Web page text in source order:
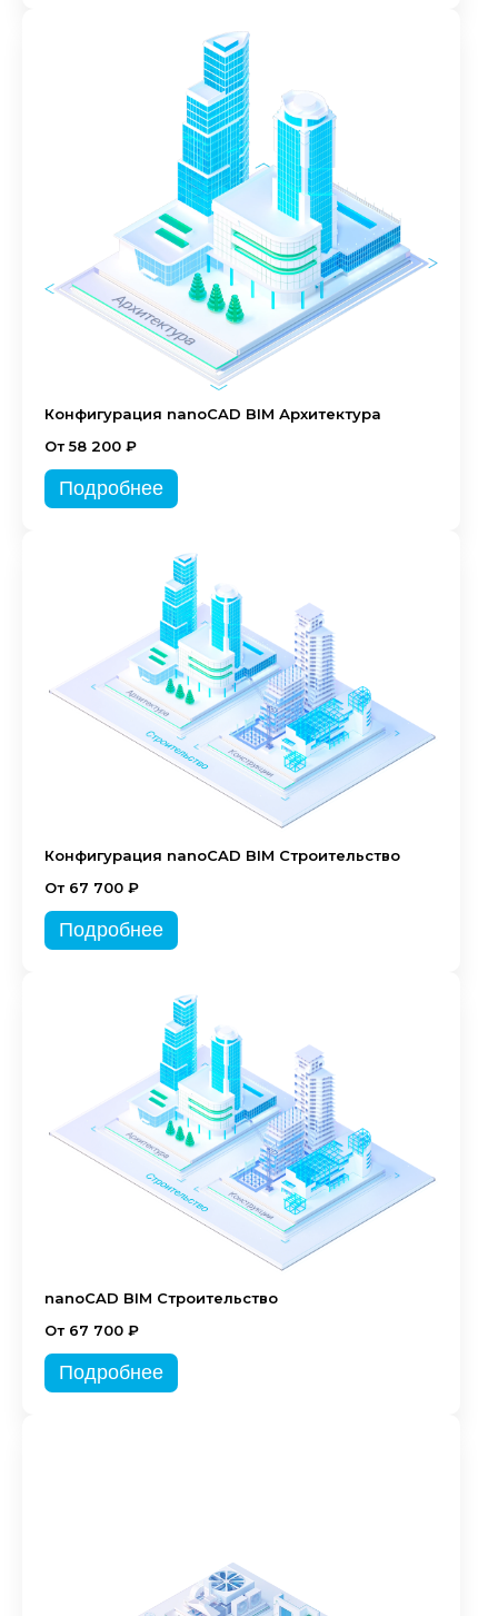
Конфигурация nanoCAD BIM Архитектура
От 58 200 ₽
Подробнее
Конфигурация nanoCAD BIM Строительство
От 67 700 ₽
Подробнее
nanoCAD BIM Строительство
От 67 700 ₽
Подробнее